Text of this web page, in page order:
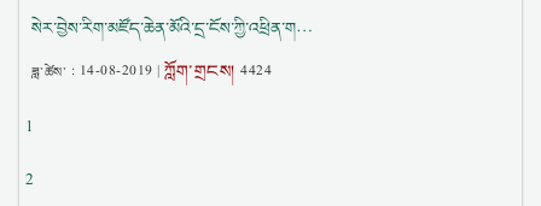
སེར་བྱེས་རིག་མཛོད་ཆེན་མོའི་དྲ་ངོས་ཀྱི་འཕྲིན་ག…
ཟླ་ཚེས་ : 14-08-2019 |ཀློག་གྲངས།4424
1
2